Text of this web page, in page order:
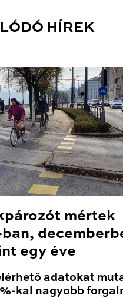
HÍREK
mértek
egy éve
adatokat
kal nagyobb